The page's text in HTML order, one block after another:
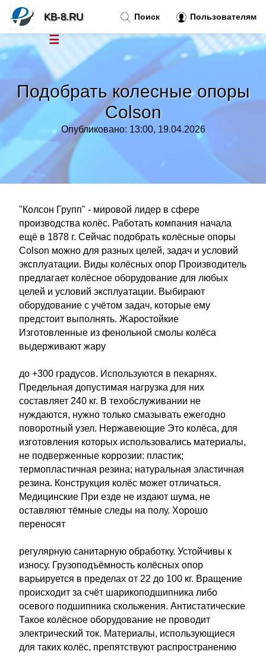
Подобрать колесные опоры
Colson
Опубликовано: 13:00, 19.04.2026
"Колсон Групп" - мировой лидер в сфере
производства колёс. Работать компания начала
ещё в 1878 г. Сейчас подобрать колёсные опоры
Colson можно для разных целей, задач и условий
эксплуатации. Виды колёсных опор Производитель
предлагает колёсное оборудование для любых
целей и условий эксплуатации. Выбирают
оборудование с учётом задач, которые ему
предстоит выполнять. Жаростойкие
Изготовленные из фенольной смолы колёса
выдерживают жару
до +300 градусов. Используются в пекарнях.
Предельная допустимая нагрузка для них
составляет 240 кг. В техобслуживании не
нуждаются, нужно только смазывать ежегодно
поворотный узел. Нержавеющие Это колёса, для
изготовления которых использовались материалы,
не подверженные коррозии: пластик;
термопластичная резина; натуральная эластичная
резина. Конструкция колёс может отличаться.
Медицинские При езде не издают шума, не
оставляют тёмные следы на полу. Хорошо
переносят
регулярную санитарную обработку. Устойчивы к
износу. Грузоподъёмность колёсных опор
варьируется в пределах от 22 до 100 кг. Вращение
происходит за счёт шарикоподшипника либо
осевого подшипника скольжения. Антистатические
Такое колёсное оборудование не проводит
электрический ток. Материалы, использующиеся
для таких колёс, препятствуют распространению
Поиск Пользователям
KB-8.RU
☰
Новости
Тренды новостей»
Рубрики»
Контакт »